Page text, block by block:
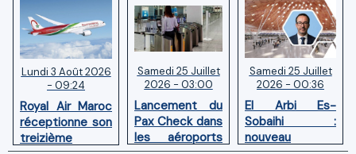
Lundi 3 Août 2026
- 09:24
Royal Air Maroc
réceptionne son
treizième
Samedi 25 Juillet
2026 - 03:00
Lancement du
Pax Check dans
les aéroports
Samedi 25 Juillet
2026 - 00:36
El Arbi Es-
Sobaihi :
nouveau